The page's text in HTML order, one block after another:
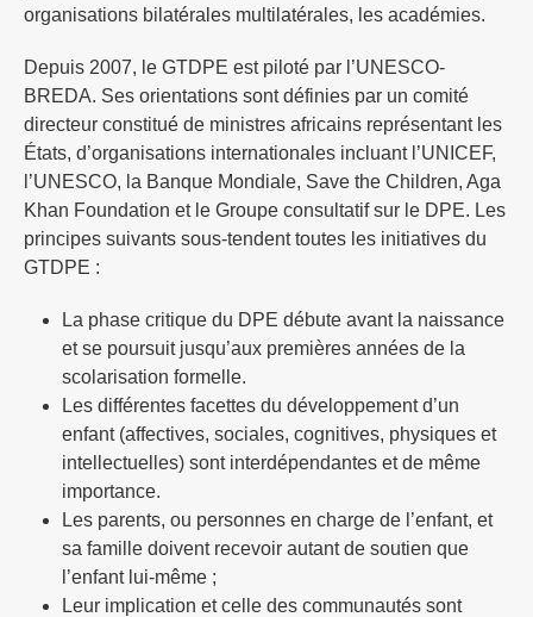
organisations bilatérales multilatérales, les académies.
Depuis 2007, le GTDPE est piloté par l’UNESCO-
BREDA. Ses orientations sont définies par un comité
directeur constitué de ministres africains représentant les
États, d’organisations internationales incluant l’UNICEF,
l’UNESCO, la Banque Mondiale, Save the Children, Aga
Khan Foundation et le Groupe consultatif sur le DPE. Les
principes suivants sous-tendent toutes les initiatives du
GTDPE :
La phase critique du DPE débute avant la naissance
et se poursuit jusqu’aux premières années de la
scolarisation formelle.
Les différentes facettes du développement d’un
enfant (affectives, sociales, cognitives, physiques et
intellectuelles) sont interdépendantes et de même
importance.
Les parents, ou personnes en charge de l’enfant, et
sa famille doivent recevoir autant de soutien que
l’enfant lui-même ;
Leur implication et celle des communautés sont